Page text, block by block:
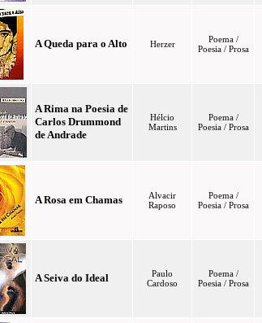
A Queda para o Alto Herzer
Poema /
Poesia / Prosa
A Rima na Poesia de
Carlos Drummond
de Andrade
Hélcio
Martins
Poema /
Poesia / Prosa
A Rosa em Chamas
Alvacir
Raposo
Poema /
Poesia / Prosa
A Seiva do Ideal
Paulo
Cardoso
Poema /
Poesia / Prosa